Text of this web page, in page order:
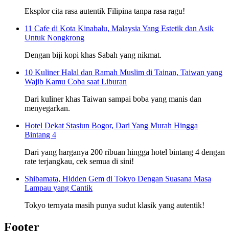
Eksplor cita rasa autentik Filipina tanpa rasa ragu!
11 Cafe di Kota Kinabalu, Malaysia Yang Estetik dan Asik
Untuk Nongkrong
Dengan biji kopi khas Sabah yang nikmat.
10 Kuliner Halal dan Ramah Muslim di Tainan, Taiwan yang
Wajib Kamu Coba saat Liburan
Dari kuliner khas Taiwan sampai boba yang manis dan
menyegarkan.
Hotel Dekat Stasiun Bogor, Dari Yang Murah Hingga
Bintang 4
Dari yang harganya 200 ribuan hingga hotel bintang 4 dengan
rate terjangkau, cek semua di sini!
Shibamata, Hidden Gem di Tokyo Dengan Suasana Masa
Lampau yang Cantik
Tokyo ternyata masih punya sudut klasik yang autentik!
Footer